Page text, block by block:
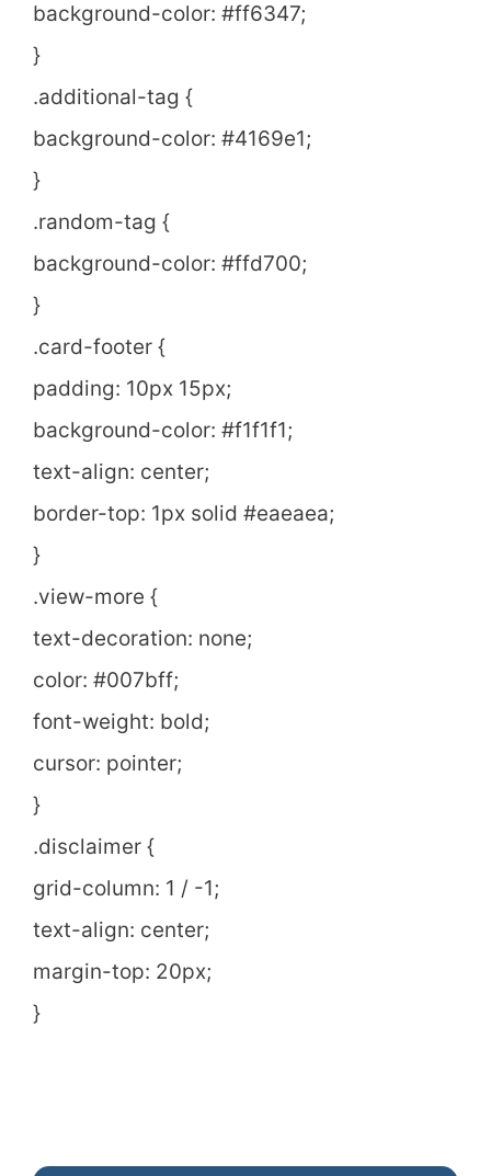
background-color: #ff6347;
}
.additional-tag {
background-color: #4169e1;
}
.random-tag {
background-color: #ffd700;
}
.card-footer {
padding: 10px 15px;
background-color: #f1f1f1;
text-align: center;
border-top: 1px solid #eaeaea;
}
.view-more {
text-decoration: none;
color: #007bff;
font-weight: bold;
cursor: pointer;
}
.disclaimer {
grid-column: 1 / -1;
text-align: center;
margin-top: 20px;
}